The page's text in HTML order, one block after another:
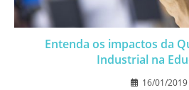
Entenda os impactos da
Industrial na
16/01/2019